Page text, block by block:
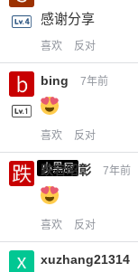
感谢分享
喜欢 反对
bing 7年前
喜欢 反对
小黑屋
跌宕昭彰 7年前
喜欢 反对
xuzhang21314